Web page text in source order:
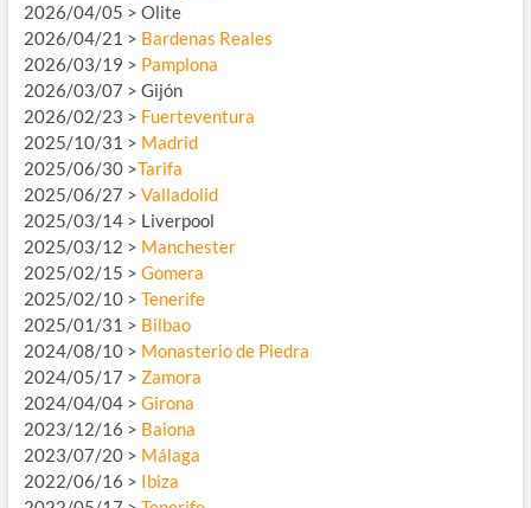
2026/04/05 > Olite
2026/04/21 > Bardenas Reales
2026/03/19 > Pamplona
2026/03/07 > Gijón
2026/02/23 > Fuerteventura
2025/10/31 > Madrid
2025/06/30 >Tarifa
2025/06/27 > Valladolid
2025/03/14 > Liverpool
2025/03/12 > Manchester
2025/02/15 > Gomera
2025/02/10 > Tenerife
2025/01/31 > Bilbao
2024/08/10 > Monasterio de Piedra
2024/05/17 > Zamora
2024/04/04 > Girona
2023/12/16 > Baiona
2023/07/20 > Málaga
2022/06/16 > Ibiza